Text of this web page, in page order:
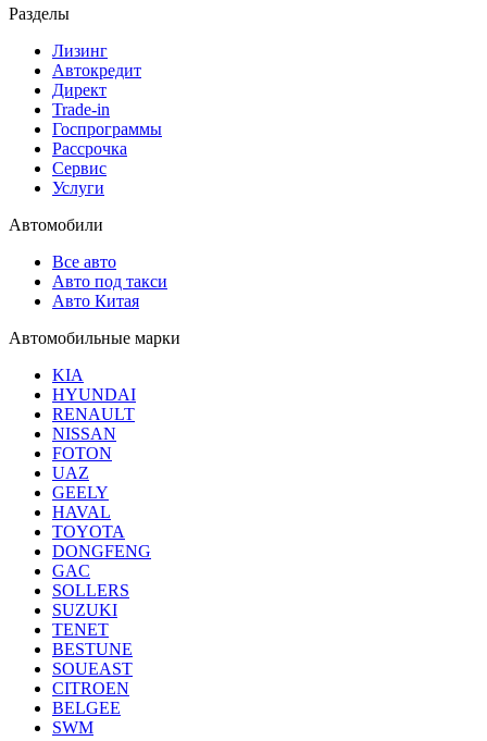
Разделы
Лизинг
Автокредит
Директ
Trade-in
Госпрограммы
Рассрочка
Сервис
Услуги
Автомобили
Все авто
Авто под такси
Авто Китая
Автомобильные марки
KIA
HYUNDAI
RENAULT
NISSAN
FOTON
UAZ
GEELY
HAVAL
TOYOTA
DONGFENG
GAC
SOLLERS
SUZUKI
TENET
BESTUNE
SOUEAST
CITROEN
BELGEE
SWM